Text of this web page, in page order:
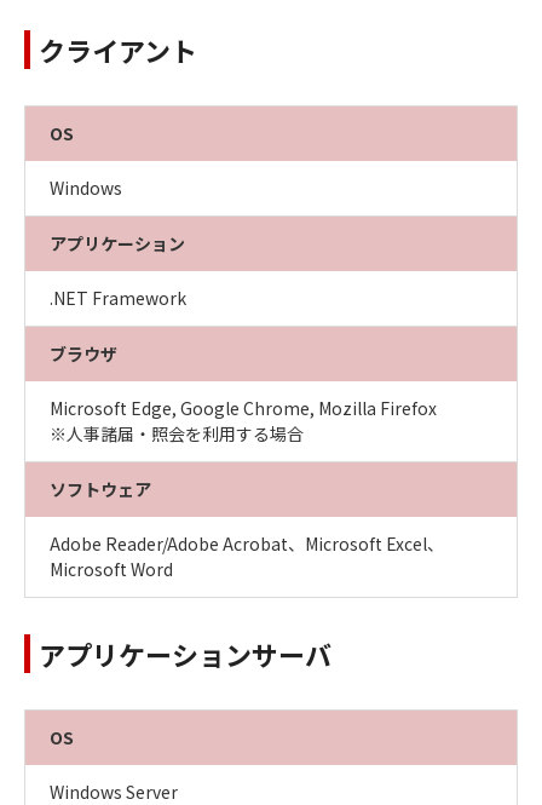
クライアント
OS
Windows
アプリケーション
.NET Framework
ブラウザ
Microsoft Edge, Google Chrome, Mozilla Firefox
※人事諸届・照会を利用する場合
ソフトウェア
Adobe Reader/Adobe Acrobat、Microsoft Excel、
Microsoft Word
アプリケーションサーバ
OS
Windows Server